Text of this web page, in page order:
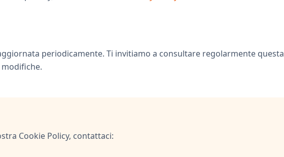
periodicamente. Ti invitiamo a consultare regolarmente questa
Cookie Policy, contattaci: